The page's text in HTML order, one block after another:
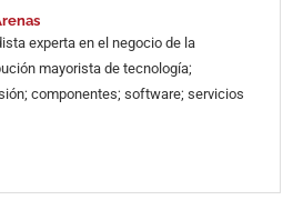
experta en el negocio de la
mayorista de tecnología;
componentes; software; servicios